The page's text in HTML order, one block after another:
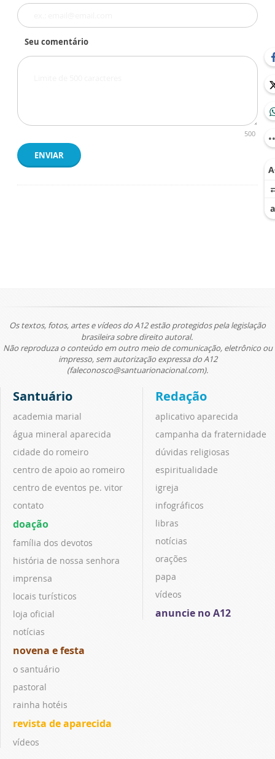
Seu comentário
500
ENVIAR
Os textos, fotos, artes e vídeos do A12 estão protegidos pela legislação
brasileira sobre direito autoral.
Não reproduza o conteúdo em outro meio de comunicação, eletrônico ou
impresso, sem autorização expressa do A12
(faleconosco@santuarionacional.com).
Santuário
academia marial
água mineral aparecida
cidade do romeiro
centro de apoio ao romeiro
centro de eventos pe. vitor
contato
doação
família dos devotos
história de nossa senhora
imprensa
locais turísticos
loja oficial
notícias
novena e festa
o santuário
pastoral
rainha hotéis
revista de aparecida
vídeos
Redação
aplicativo aparecida
campanha da fraternidade
dúvidas religiosas
espiritualidade
igreja
infográficos
libras
notícias
orações
papa
vídeos
anuncie no A12